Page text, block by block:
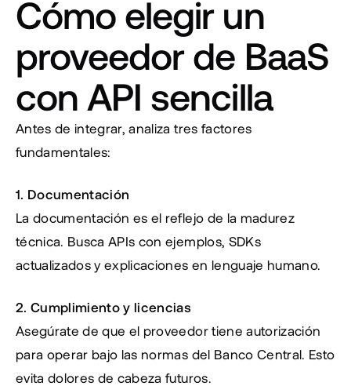
Cómo elegir un
proveedor de BaaS
con API sencilla
Antes de integrar, analiza tres factores
fundamentales:
1. Documentación
La documentación es el reflejo de la madurez
técnica. Busca APIs con ejemplos, SDKs
actualizados y explicaciones en lenguaje humano.
2. Cumplimiento y licencias
Asegúrate de que el proveedor tiene autorización
para operar bajo las normas del Banco Central. Esto
evita dolores de cabeza futuros.